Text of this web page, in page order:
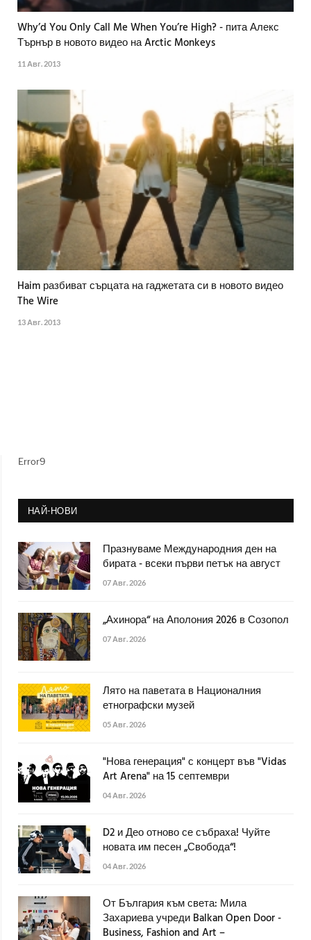
Why’d You Only Call Me When You’re High? - пита Алекс
Търнър в новото видео на Arctic Monkeys
11 Авг. 2013
Haim разбиват сърцата на гаджетата си в новото видео
The Wire
13 Авг. 2013
Error9
НАЙ-НОВИ
Празнуваме Международния ден на
бирата - всеки първи петък на август
07 Авг. 2026
„Ахинора“ на Аполония 2026 в Созопол
07 Авг. 2026
Лято на паветата в Националния
етнографски музей
05 Авг. 2026
"Нова генерация" с концерт във "Vidas
Art Arena" на 15 септември
04 Авг. 2026
D2 и Део отново се събраха! Чуйте
новата им песен „Свобода“!
04 Авг. 2026
От България към света: Мила
Захариева учреди Balkan Open Door -
Business, Fashion and Art –